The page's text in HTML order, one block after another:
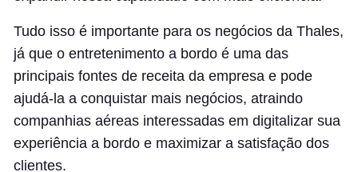
Tudo isso é importante para os negócios da Thales,
já que o entretenimento a bordo é uma das
principais fontes de receita da empresa e pode
ajudá-la a conquistar mais negócios, atraindo
companhias aéreas interessadas em digitalizar sua
experiência a bordo e maximizar a satisfação dos
clientes.